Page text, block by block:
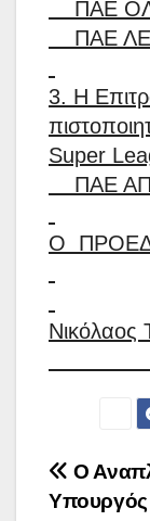
ΠΑΕ
ΠΑΕ
3. Η
Super
ΠΑΕ
Ο
Νικόλαος
Ο
Υπουργός